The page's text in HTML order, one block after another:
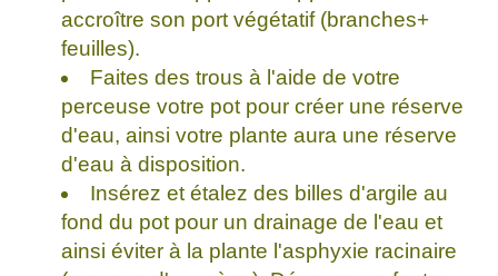
accroître son port végétatif (branches+
feuilles).
Faites des trous à l'aide de votre
perceuse votre pot pour créer une réserve
d'eau, ainsi votre plante aura une réserve
d'eau à disposition.
Insérez et étalez des billes d'argile au
fond du pot pour un drainage de l'eau et
ainsi éviter à la plante l'asphyxie racinaire